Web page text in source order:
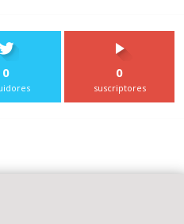
0 0
suscriptores